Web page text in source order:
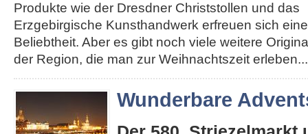
Produkte wie der Dresdner Christstollen und das
Erzgebirgische Kunsthandwerk erfreuen sich
Beliebtheit. Aber es gibt noch viele weitere
der Region, die man zur Weihnachtszeit
Wunderbare